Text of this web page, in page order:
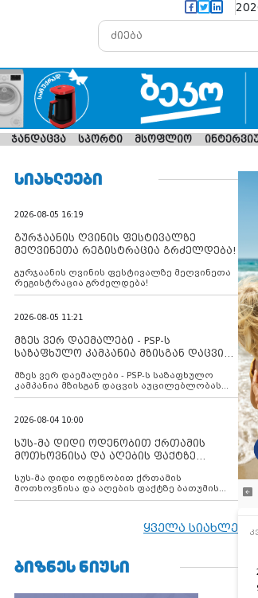
ჯანდაცვა სპორტი მსოფლიო
ᲡᲘᲐᲮᲚᲔᲔᲑᲘ
2026-08-05 16:19
გურჯაანის ღვინის ფესტივალზე
მეღვინეთა რეგისტრაცია გრძელდება!
გურჯაანის ღვინის ფესტივალზე მეღვინეთა
რეგისტრაცია გრძელდება!
2026-08-05 11:21
მზეს ვერ დაემალები - PSP-ს
საზაფხულო კამპანია მზისგან დაცვის
მზეს ვერ დაემალები - PSP-ს საზაფხულო
კამპანია მზისგან დაცვის აუცილებლობას
გვახსენებს
2026-08-04 10:00
სუს-მა დიდი ოდენობით ქრთამის
მოთხოვნისა და აღების ფაქტზე
დააკავა
სუს-მა დიდი ოდენობით ქრთამის
მოთხოვნისა და აღების ფაქტზე ბათუმის
მერიის თანამშრომელი დააკავა
ყველა სიახლე
ᲑᲘᲖᲜᲔᲡ ᲜᲘᲣᲡᲘ